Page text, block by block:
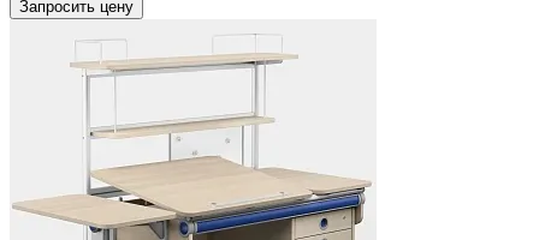
Запросить цену